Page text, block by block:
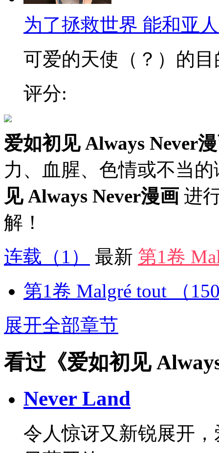
为了拯救世界 能和亚
可爱的天使（？）的目
评分:
爱如初见 Always Never
力、血腥、色情或不当
见 Always Never漫画 进
解！
连载 （1） 最新 第1卷
第1卷 Malgré tout
（
展开全部章节
看过《爱如初见
Never Land
令人惊讶又新锐展开